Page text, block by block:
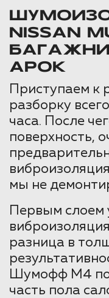
NISSAN
АРОК
Приступаем к
разборку
часа. После
поверхность,
мы не
Первым слоем
разница в
Шумофф М4
часть пола